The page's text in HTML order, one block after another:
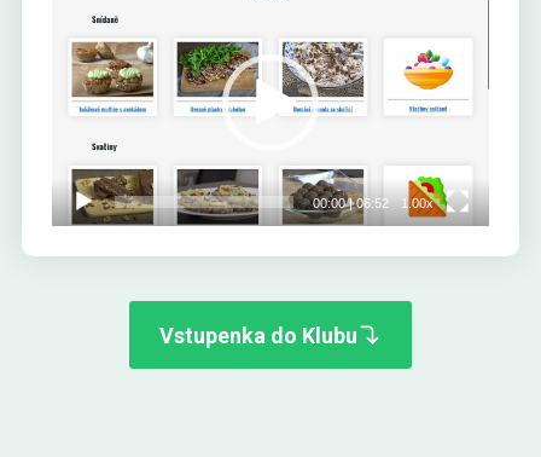
přehrávač
00:00|06:52 1.00x
Vstupenka do Klubu